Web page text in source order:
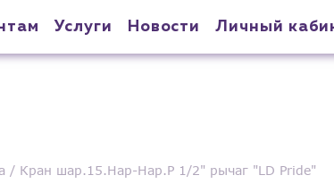
Услуги Новости Личный
Кран шар.15.Нар-Нар.Р 1/2" рычаг "LD Pride"